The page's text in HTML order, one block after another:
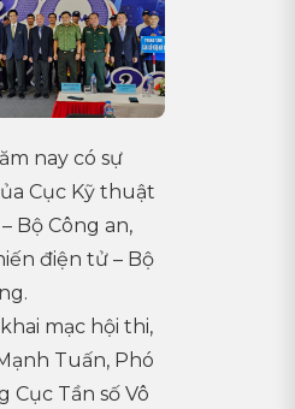
nay có sự
Cục Kỹ thuật
Bộ Công an,
điện tử – Bộ
mạc hội thi,
Tuấn, Phó
Cục Tần số Vô